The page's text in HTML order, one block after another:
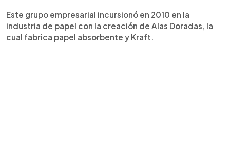
Este grupo empresarial incursionó en 2010 en la
industria de papel con la creación de Alas Doradas, la
cual fabrica papel absorbente y Kraft.